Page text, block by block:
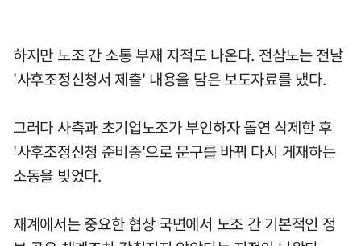
하지만 노조 간 소통 부재 지적도 나온다. 전삼노는 전날
'사후조정신청서 제출' 내용을 담은 보도자료를 냈다.
그러다 사측과 초기업노조가 부인하자 돌연 삭제한 후
'사후조정신청 준비중'으로 문구를 바꿔 다시 게재하는
소동을 빚었다.
재계에서는 중요한 협상 국면에서 노조 간 기본적인 정